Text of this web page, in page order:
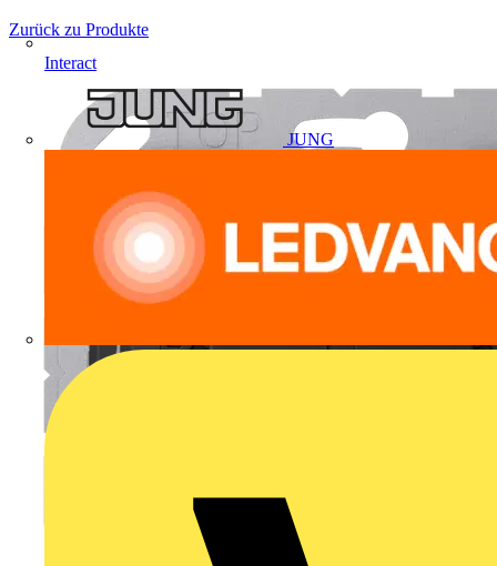
Interact
JUNG
Zurück zu Produkte